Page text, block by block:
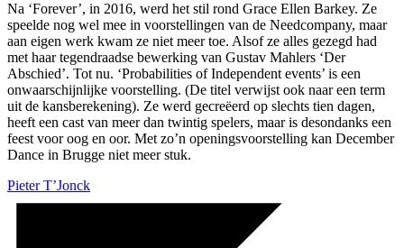
Na ‘Forever’, in 2016, werd het stil rond Grace Ellen Barkey. Ze
speelde nog wel mee in voorstellingen van de Needcompany, maar
aan eigen werk kwam ze niet meer toe. Alsof ze alles gezegd had
met haar tegendraadse bewerking van Gustav Mahlers ‘Der
Abschied’. Tot nu. ‘Probabilities of Independent events’ is een
onwaarschijnlijke voorstelling. (De titel verwijst ook naar een term
uit de kansberekening). Ze werd gecreëerd op slechts tien dagen,
heeft een cast van meer dan twintig spelers, maar is desondanks een
feest voor oog en oor. Met zo’n openingsvoorstelling kan December
Dance in Brugge niet meer stuk.
Pieter T’Jonck